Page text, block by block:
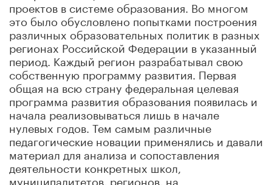
проектов в системе образования. Во многом
это было обусловлено попытками построения
различных образовательных политик в разных
регионах Российской Федерации в указанный
период. Каждый регион разрабатывал свою
собственную программу развития. Первая
общая на всю страну федеральная целевая
программа развития образования появилась и
начала реализовываться лишь в начале
нулевых годов. Тем самым различные
педагогические новации применялись и давали
материал для анализа и сопоставления
деятельности конкретных школ,
муниципалитетов, регионов, на